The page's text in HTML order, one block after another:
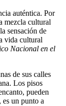
auténtica. Por
mezcla cultural
sensación de
vida cultural
Nacional en el
de sus calles
Los pisos
pueden
es un punto a